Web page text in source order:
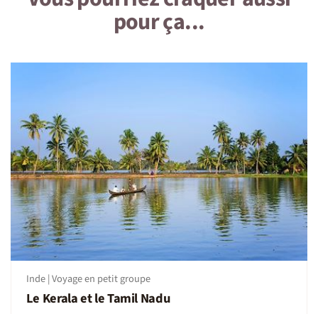
le ventre et les jambes doivent être couverts pour les
femmes et les hommes. Veuillez éviter les hauts à coupe
leggings et les gilets. Veuillez porter des vêtements blancs
- Le pensionnaire est censé maintenir le logement fourni
par l'ashram dans un état impeccable. La direction a le
droit d'entrer et de vérifier les chambres à tout moment.
- Les visiteurs ne sont pas autorisés à visiter les chambres
des autres pensionnaires.
- Tous les résidents doivent être de retour à l'ashram
avant 21h00, avant la fermeture des portes pour la nuit
(réouverture à 05h00). Si vous avez une raison
particulière d'être en retard, veuillez prendre des
dispositions avec le staff.
pour ça...
Inde | Voyage en petit groupe
Le Kerala et le Tamil Nadu